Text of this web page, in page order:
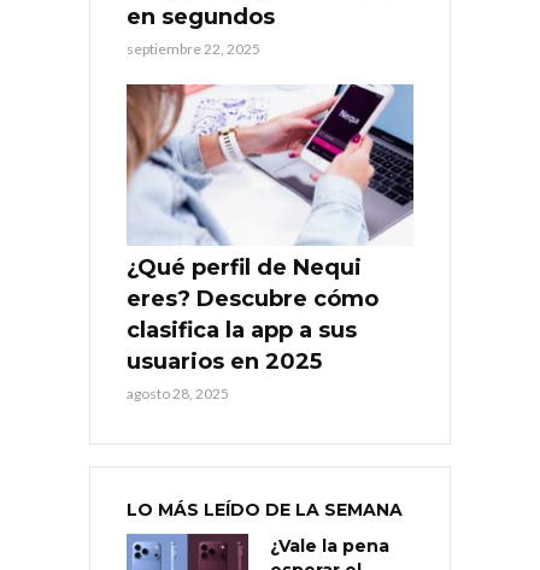
en segundos
septiembre 22, 2025
¿Qué perfil de Nequi
eres? Descubre cómo
clasifica la app a sus
usuarios en 2025
agosto 28, 2025
LO MÁS LEÍDO DE LA SEMANA
¿Vale la pena